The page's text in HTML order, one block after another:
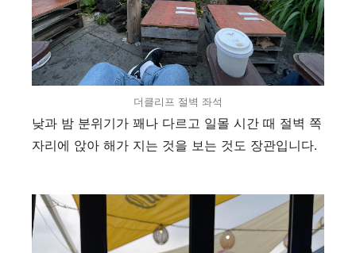
더클리프 절벽 좌석
낮과 밤 분위기가 꽤나 다르고 일몰 시간 때 절벽 쪽
자리에 앉아 해가 지는 것을 보는 것도 장관입니다.